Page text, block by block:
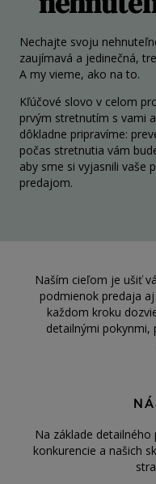
ZREALIZOVANÉ
KONTAKT
Nechajte svoju
zaujímavá a jedinečná,
A my vieme, ako na to.
Kľúčové slovo v celom
prvým stretnutím s vami
dôkladne pripravíme:
počas stretnutia vám
aby sme si vyjasnili vaše
predajom.
Naším cieľom je ušiť
podmienok predaja
každom kroku
detailnými pokynmi,
Na základe
konkurencie a našich